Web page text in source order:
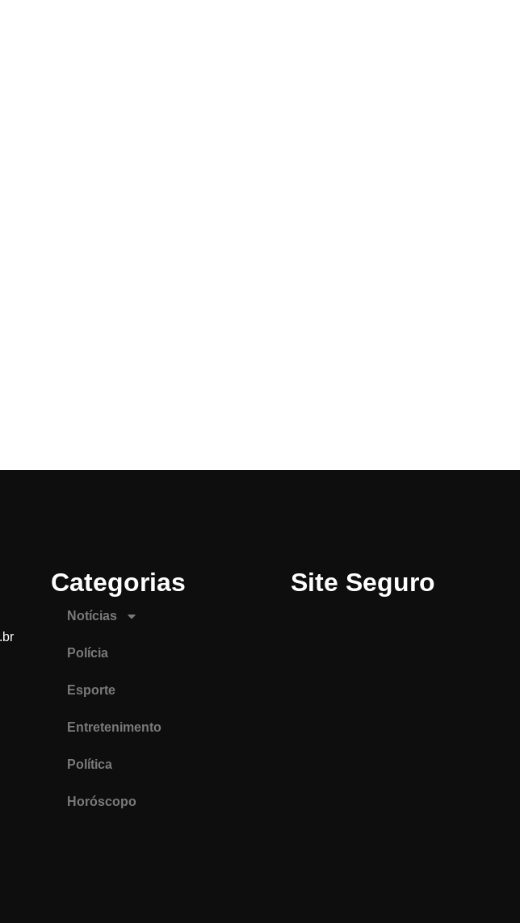
Categorias
Notícias
Polícia
Esporte
Entretenimento
Política
Horóscopo
Site Seguro